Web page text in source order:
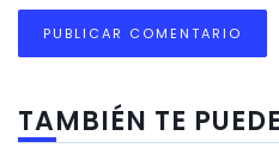
TAMBIÉN TE